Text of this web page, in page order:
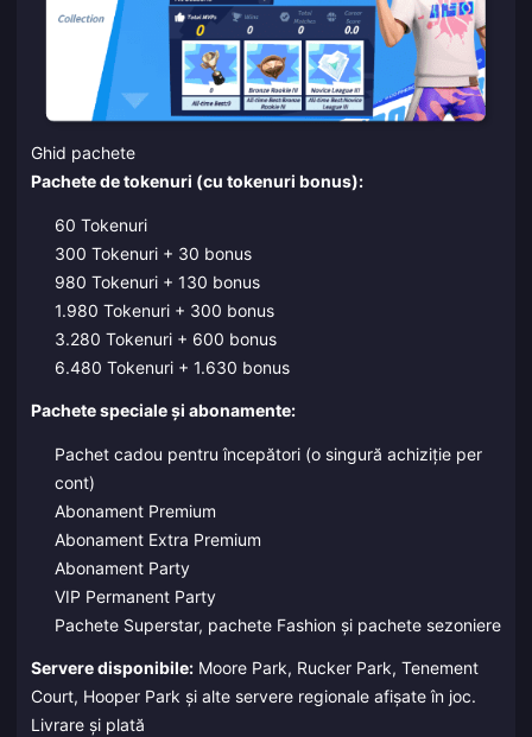
Ghid pachete
Pachete de tokenuri (cu tokenuri bonus):
60 Tokenuri
300 Tokenuri + 30 bonus
980 Tokenuri + 130 bonus
1.980 Tokenuri + 300 bonus
3.280 Tokenuri + 600 bonus
6.480 Tokenuri + 1.630 bonus
Pachete speciale și abonamente:
Pachet cadou pentru începători (o singură achiziție per
cont)
Abonament Premium
Abonament Extra Premium
Abonament Party
VIP Permanent Party
Pachete Superstar, pachete Fashion și pachete sezoniere
Servere disponibile: Moore Park, Rucker Park, Tenement
Court, Hooper Park și alte servere regionale afișate în joc.
Livrare și plată